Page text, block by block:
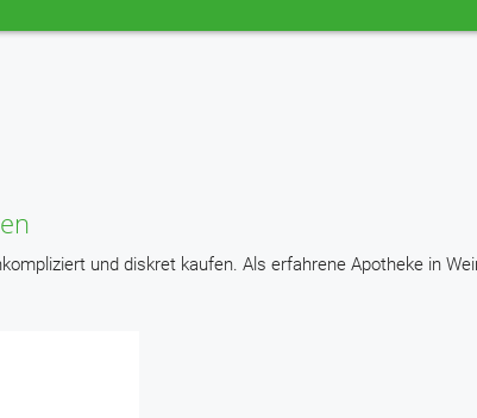
und diskret kaufen. Als erfahrene Apotheke in